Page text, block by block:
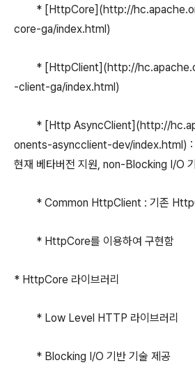
* [HttpCore](http://
core-ga/index.html)
* [HttpClient](http://
-client-ga/index.html)
* [Http AsyncClient](http://
onents-asyncclient-dev/index.html) :
현재 베타버전 지원, non-Blocking I/O
* Common HttpClient : 기존
* HttpCore를 이용하여 구현함
* HttpCore 라이브러리
* Low Level HTTP 라이브러리
* Blocking I/O 기반 기술 제공